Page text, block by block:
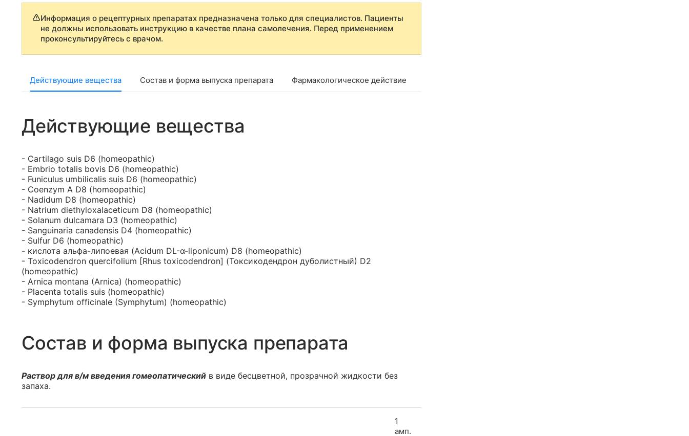
Информация о рецептурных препаратах предназначена только для специалистов. Пациенты
не должны использовать инструкцию в качестве плана самолечения. Перед применением
проконсультируйтесь с врачом.
Действующие вещества Состав и форма выпуска препарата Фармакологическое действие
Действующие вещества
- Cartilago suis D6 (homeopathic)
- Embrio totalis bovis D6 (homeopathic)
- Funiculus umbilicalis suis D6 (homeopathic)
- Coenzym A D8 (homeopathic)
- Nadidum D8 (homeopathic)
- Natrium diethyloxalaceticum D8 (homeopathic)
- Solanum dulcamara D3 (homeopathic)
- Sanguinaria canadensis D4 (homeopathic)
- Sulfur D6 (homeopathic)
- кислота альфа-липоевая (Acidum DL-α-liponicum) D8 (homeopathic)
- Toxicodendron quercifolium [Rhus toxicodendron] (Токсикодендрон дуболистный) D2
(homeopathic)
- Arniсa montana (Arnica) (homeopathic)
- Placenta totalis suis (homeopathic)
- Symphytum officinale (Symphytum) (homeopathic)
Состав и форма выпуска препарата
Раствор для в/м введения гомеопатический в виде бесцветной, прозрачной жидкости без
запаха.
1
амп.